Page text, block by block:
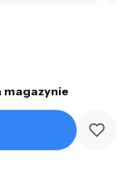
magazynie